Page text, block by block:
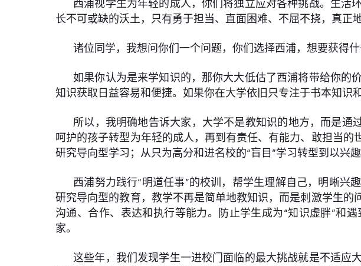
西浦视学生为年轻的成人，你们将独立应对各种挑战。生活
长不可或缺的沃土，只有勇于担当、直面困难、不屈不挠，真正
诸位同学，我想问你们一个问题，你们选择西浦，想要获得什
如果你认为是来学知识的，那你大大低估了西浦将带给你的
知识获取日益容易和便捷。如果你在大学依旧只专注于书本知识
所以，我明确地告诉大家，大学不是教知识的地方，而是通
呵护的孩子转型为年轻的成人，再到有责任、有能力、敢担当
研究导向型学习；从只为高分和进名校的“盲目”学习转型到以兴
西浦努力践行“明道任事”的校训，帮学生理解自己，明晰
研究导向型的教育，教学不再是简单地教知识，而是刺激学生的
沟通、合作、表达和执行等能力。防止学生成为“知识虚胖”和
家。
这些年，我们发现学生一进校门面临的最大挑战就是不适应